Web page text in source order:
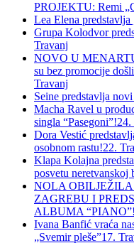
PROJEKTU: Remi
Lea Elena predstavlja
Grupa Kolodvor
Travanj
NOVO U
su bez promocije
Travanj
Seine predstavlja
Macha Ravel u
singla “Pasegoni”!24.
Dora Vestić
osobnom rastu!22.
Klapa Kolajna
posvetu neretvanskoj
NOLA
ZAGREBU I
ALBUMA “PIANO”!
Ivana Banfić vraća
„Svemir pleše”17.